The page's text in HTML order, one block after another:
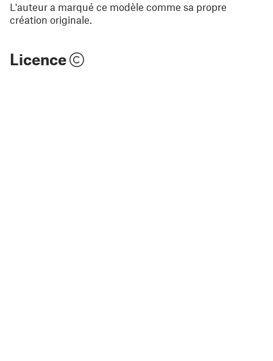
L'auteur a marqué ce modèle comme sa propre
création originale.
Licence